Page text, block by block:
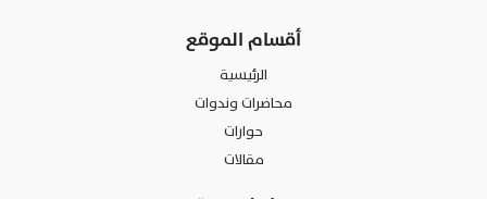
أقسام الموقع
الرئيسية
محاضرات وندوات
حوارات
مقالات